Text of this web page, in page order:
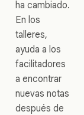
ha cambiado.
En los
talleres,
ayuda a los
facilitadores
a encontrar
nuevas notas
después de